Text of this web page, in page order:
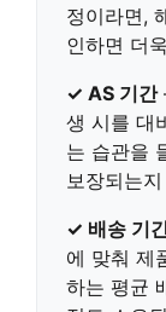
정이라면,
인하면 더
✓ AS 기간
생 시를 대
는 습관을
보장되는
✓ 배송 기
에 맞춰 제
하는 평균